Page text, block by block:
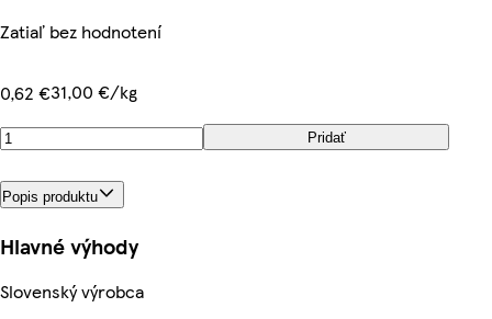
Zatiaľ bez hodnotení
0,62 €31,00 €/kg
Pridať
Popis produktu
Hlavné výhody
Slovenský výrobca